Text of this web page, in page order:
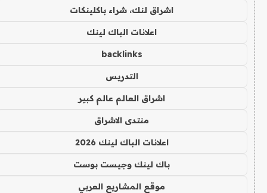
اشراق لنك، شراء باكلينكات
اعلانات الباك لينك
backlinks
التدريس
اشراق العالم عالم كبير
منتدى الاشراق
اعلانات الباك لينك 2026
باك لينك وجيست بوست
موقع المشاريع العربي